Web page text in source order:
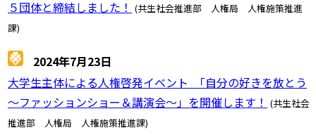
５団体と締結しました！ (共生社会推進部 人権局 人権施策推進
課)
2024年7月23日
大学生主体による人権啓発イベント 「自分の好きを放とう
～ファッションショー＆講演会～」を開催します！ (共生社会
推進部 人権局 人権施策推進課)